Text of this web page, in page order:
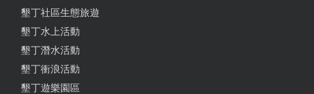
水煎包菜（高麗菜）/肉（蔥肉）口味，現煎好吃
墾丁社區生態旅遊
墾丁水上活動
墾丁潛水活動
墾丁衝浪活動
墾丁遊樂園區